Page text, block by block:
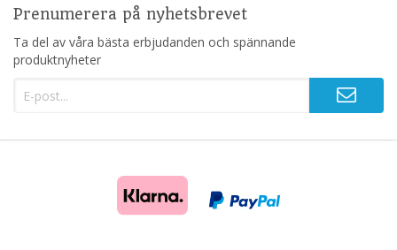
Prenumerera på nyhetsbrevet
Ta del av våra bästa erbjudanden och spännande
produktnyheter